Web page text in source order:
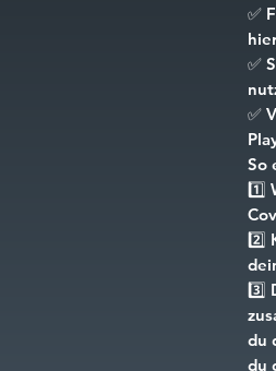
✅
✅
✅
So
1️⃣
2️⃣
3️⃣
du
du